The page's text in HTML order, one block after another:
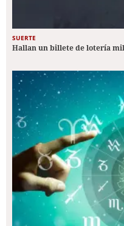
SUERTE
Hallan un billete de lotería